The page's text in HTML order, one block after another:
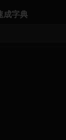
成字典